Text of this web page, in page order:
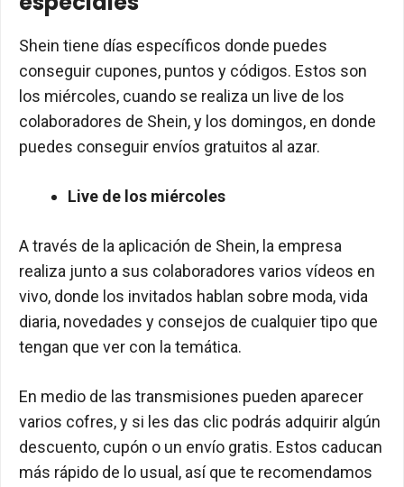
Shein tiene días específicos donde puedes
conseguir cupones, puntos y códigos. Estos son
los miércoles, cuando se realiza un live de los
colaboradores de Shein, y los domingos, en donde
puedes conseguir envíos gratuitos al azar.
Live de los miércoles
A través de la aplicación de Shein, la empresa
realiza junto a sus colaboradores varios vídeos en
vivo, donde los invitados hablan sobre moda, vida
diaria, novedades y consejos de cualquier tipo que
tengan que ver con la temática.
En medio de las transmisiones pueden aparecer
varios cofres, y si les das clic podrás adquirir algún
descuento, cupón o un envío gratis. Estos caducan
más rápido de lo usual, así que te recomendamos